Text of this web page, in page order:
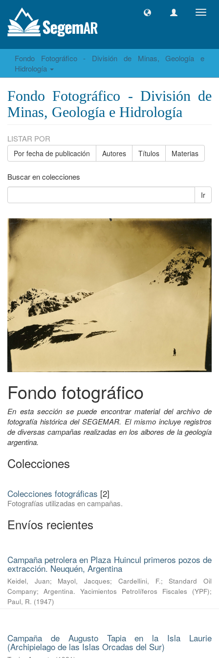
Fondo Fotográfico - División de Minas, Geología e
Hidrología
Fondo Fotográfico - División de
Minas, Geología e Hidrología
LISTAR POR
Por fecha de publicación Autores Títulos Materias
Buscar en colecciones
Ir
Fondo fotográfico
En esta sección se puede encontrar material del archivo de
fotografía histórica del SEGEMAR. El mismo incluye registros
de diversas campañas realizadas en los albores de la geología
argentina.
Colecciones
Colecciones fotográficas [2]
Fotografías utilizadas en campañas.
Envíos recientes
Campaña petrolera en Plaza Huincul primeros pozos de
extracción. Neuquén, Argentina
Keidel, Juan; Mayol, Jacques; Cardellini, F.;Standard Oil
Company; Argentina. Yacimientos Petrolíferos Fiscales (YPF);
Paul, R. (1947)
Campaña de Augusto Tapia en la Isla Laurie
(Archipielago de las Islas Orcadas del Sur)